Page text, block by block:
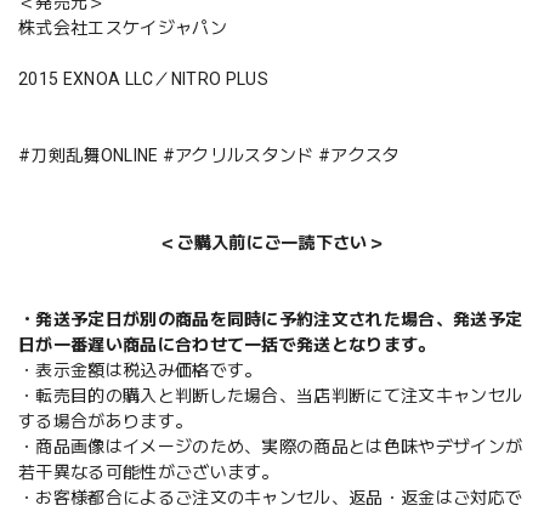
株式会社エスケイジャパン
2015 EXNOA LLC／NITRO PLUS
#刀剣乱舞ONLINE #アクリルスタンド #アクスタ
＜ご購入前にご一読下さい＞
・発送予定日が別の商品を同時に予約注文された場合、発送予定
日が一番遅い商品に合わせて一括で発送となります。
・表示金額は税込み価格です。
・転売目的の購入と判断した場合、当店判断にて注文キャンセル
する場合があります。
・商品画像はイメージのため、実際の商品とは色味やデザインが
若干異なる可能性がございます。
・お客様都合によるご注文のキャンセル、返品・返金はご対応で